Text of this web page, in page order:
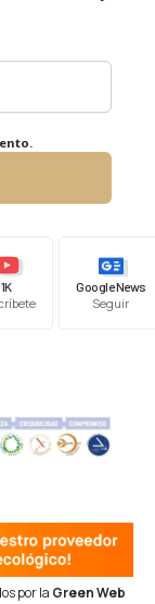
1K Google News
Seguir
por la Green Web